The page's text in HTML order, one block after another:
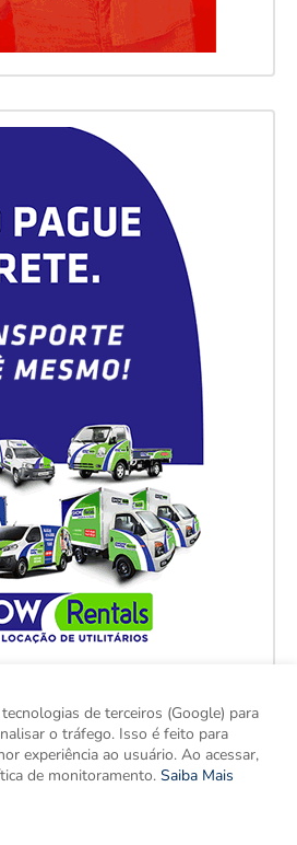
de terceiros (Google) para
o tráfego. Isso é feito para
experiência ao usuário. Ao acessar,
de monitoramento. Saiba Mais